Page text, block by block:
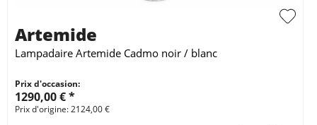
Artemide
Lampadaire Artemide Cadmo noir / blanc
Prix d'occasion:
1290,00 € *
Prix d'origine: 2124,00 €